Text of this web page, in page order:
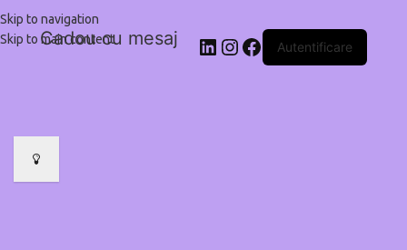
Skip to navigation
Skip to main content
Cadou cu mesaj Autentificare